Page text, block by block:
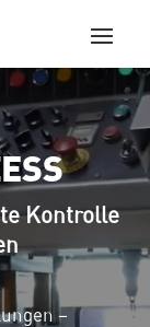
Kontrolle
–